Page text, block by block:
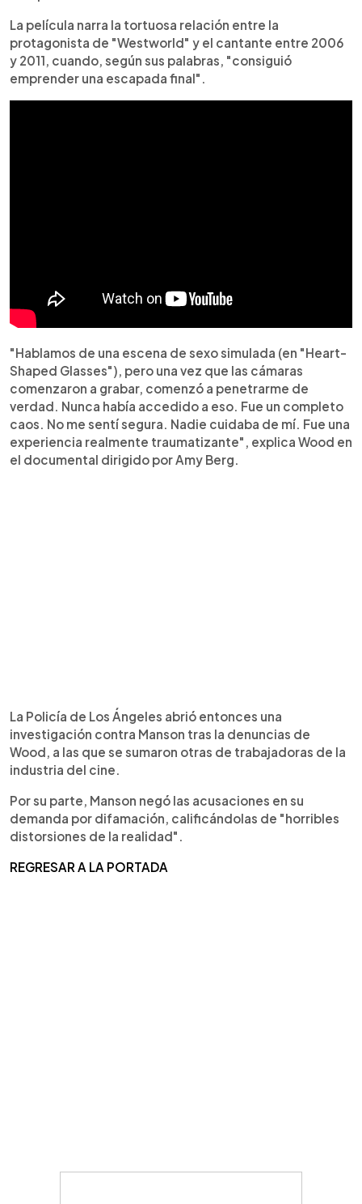
La película narra la tortuosa relación entre la
protagonista de "Westworld" y el cantante entre 2006
y 2011, cuando, según sus palabras, "consiguió
emprender una escapada final".
"Hablamos de una escena de sexo simulada (en "Heart-
Shaped Glasses"), pero una vez que las cámaras
comenzaron a grabar, comenzó a penetrarme de
verdad. Nunca había accedido a eso. Fue un completo
caos. No me sentí segura. Nadie cuidaba de mí. Fue una
experiencia realmente traumatizante", explica Wood en
el documental dirigido por Amy Berg.
La Policía de Los Ángeles abrió entonces una
investigación contra Manson tras la denuncias de
Wood, a las que se sumaron otras de trabajadoras de la
industria del cine.
Por su parte, Manson negó las acusaciones en su
demanda por difamación, calificándolas de "horribles
distorsiones de la realidad".
REGRESAR A LA PORTADA